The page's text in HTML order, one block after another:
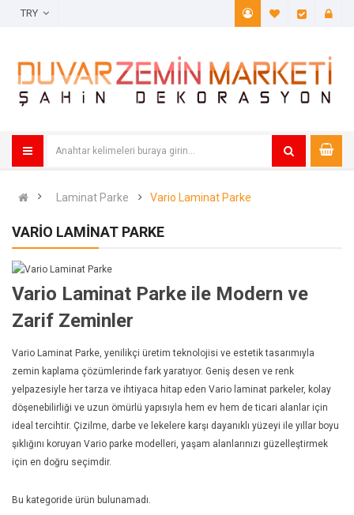
A. Listem
Laminat Parke Vario Laminat Parke
VARIO LAMINAT PARKE
Vario Laminat Parke ile Modern ve
Zarif Zeminler
Vario Laminat Parke, yenilikçi üretim teknolojisi ve estetik tasarımıyla
zemin kaplama çözümlerinde fark yaratıyor. Geniş desen ve renk
yelpazesiyle her tarza ve ihtiyaca hitap eden Vario laminat parkeler, kolay
döşenebilirliği ve uzun ömürlü yapısıyla hem ev hem de ticari alanlar için
ideal tercihtir. Çizilme, darbe ve lekelere karşı dayanıklı yüzeyi ile yıllar boyu
şıklığını koruyan Vario parke modelleri, yaşam alanlarınızı güzelleştirmek
için en doğru seçimdir.
Bu kategoride ürün bulunamadı.